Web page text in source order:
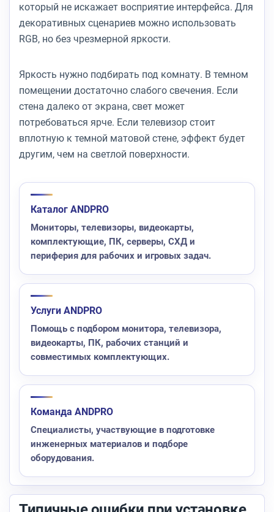
который не искажает восприятие интерфейса. Для
декоративных сценариев можно использовать
RGB, но без чрезмерной яркости.
Яркость нужно подбирать под комнату. В темном
помещении достаточно слабого свечения. Если
стена далеко от экрана, свет может
потребоваться ярче. Если телевизор стоит
вплотную к темной матовой стене, эффект будет
другим, чем на светлой поверхности.
Каталог ANDPRO
Мониторы, телевизоры, видеокарты,
комплектующие, ПК, серверы, СХД и
периферия для рабочих и игровых задач.
Услуги ANDPRO
Помощь с подбором монитора, телевизора,
видеокарты, ПК, рабочих станций и
совместимых комплектующих.
Команда ANDPRO
Специалисты, участвующие в подготовке
инженерных материалов и подборе
оборудования.